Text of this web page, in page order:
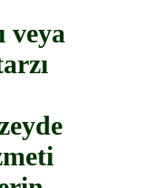
veya